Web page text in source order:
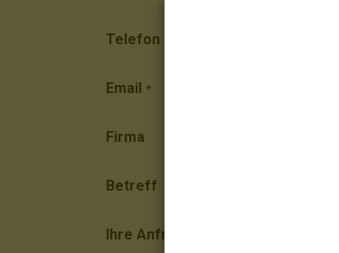
Telefon
Email *
Firma
Betreff
Ihre Anfrage